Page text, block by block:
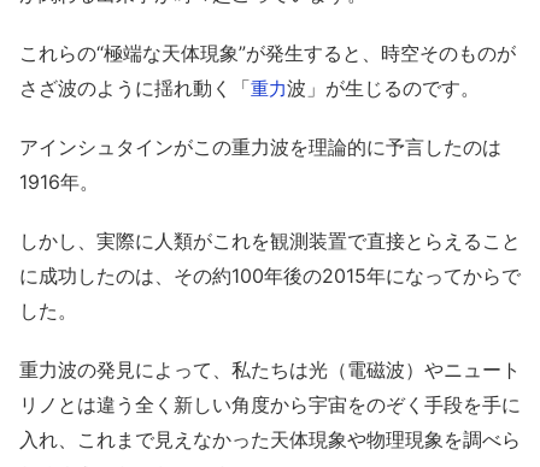
これらの“極端な天体現象”が発生すると、時空そのものが
さざ波のように揺れ動く「重力波」が生じるのです。
アインシュタインがこの重力波を理論的に予言したのは
1916年。
しかし、実際に人類がこれを観測装置で直接とらえること
に成功したのは、その約100年後の2015年になってからで
した。
重力波の発見によって、私たちは光（電磁波）やニュート
リノとは違う全く新しい角度から宇宙をのぞく手段を手に
入れ、これまで見えなかった天体現象や物理現象を調べら